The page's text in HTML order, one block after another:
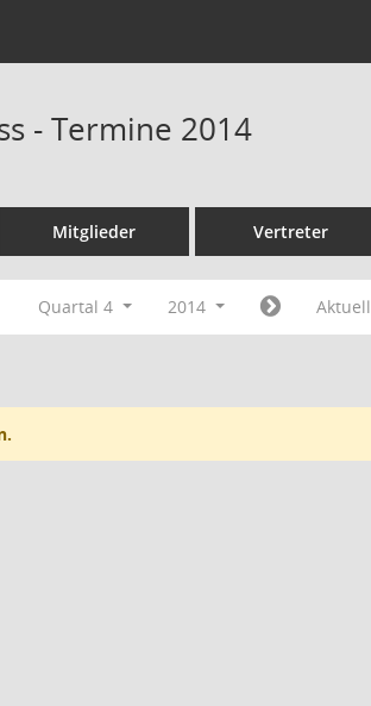
- Termine 2014
Mitglieder Vertreter
Quartal 4 2014 Aktuell